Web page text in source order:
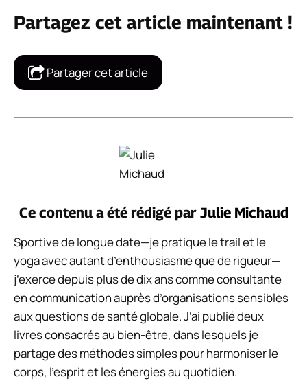
Partagez cet article maintenant !
Partager cet article
Ce contenu a été rédigé par Julie Michaud
Sportive de longue date—je pratique le trail et le
yoga avec autant d’enthousiasme que de rigueur—
j’exerce depuis plus de dix ans comme consultante
en communication auprès d’organisations sensibles
aux questions de santé globale. J’ai publié deux
livres consacrés au bien-être, dans lesquels je
partage des méthodes simples pour harmoniser le
corps, l’esprit et les énergies au quotidien.